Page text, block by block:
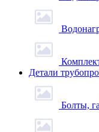
Детали
Болты,